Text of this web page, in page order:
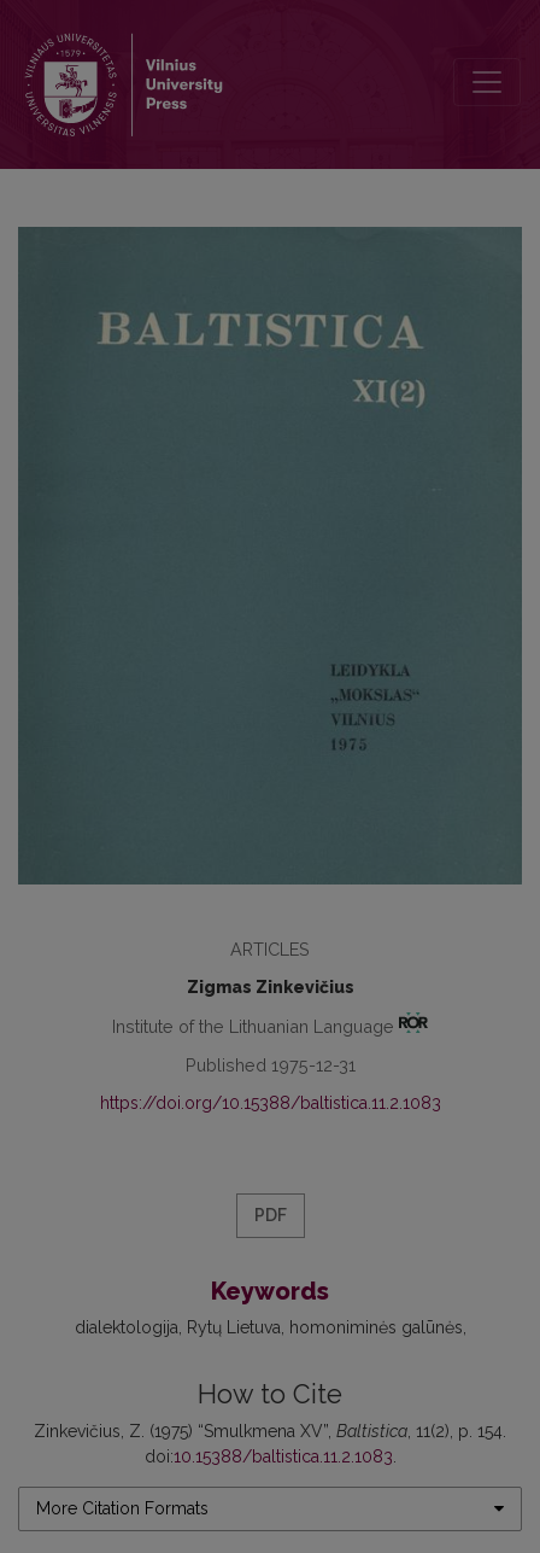
ARTICLES
Zigmas Zinkevičius
Institute of the Lithuanian Language
Published 1975-12-31
https://doi.org/10.15388/baltistica.11.2.1083
PDF
Keywords
dialektologija Rytų Lietuva homoniminės galūnės
How to Cite
Zinkevičius, Z. (1975) “Smulkmena XV”, Baltistica , 11(2), p. 154.
doi:10.15388/baltistica.11.2.1083
More Citation Formats